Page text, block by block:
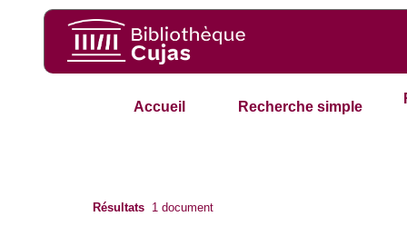
Accueil Recherche simple
Résultats 1 document